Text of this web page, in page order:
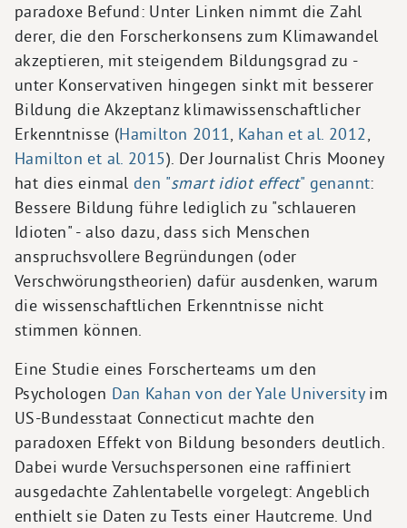
paradoxe Befund: Unter Linken nimmt die Zahl
derer, die den Forscherkonsens zum Klimawandel
akzeptieren, mit steigendem Bildungsgrad zu -
unter Konservativen hingegen sinkt mit besserer
Bildung die Akzeptanz klimawissenschaftlicher
Erkenntnisse (Hamilton 2011, Kahan et al. 2012,
Hamilton et al. 2015). Der Journalist Chris Mooney
hat dies einmal den "smart idiot effect" genannt:
Bessere Bildung führe lediglich zu "schlaueren
Idioten" - also dazu, dass sich Menschen
anspruchsvollere Begründungen (oder
Verschwörungstheorien) dafür ausdenken, warum
die wissenschaftlichen Erkenntnisse nicht
stimmen können.
Eine Studie eines Forscherteams um den
Psychologen Dan Kahan von der Yale Universityim
US-Bundesstaat Connecticut machte den
paradoxen Effekt von Bildung besonders deutlich.
Dabei wurde Versuchspersonen eine raffiniert
ausgedachte Zahlentabelle vorgelegt: Angeblich
enthielt sie Daten zu Tests einer Hautcreme. Und